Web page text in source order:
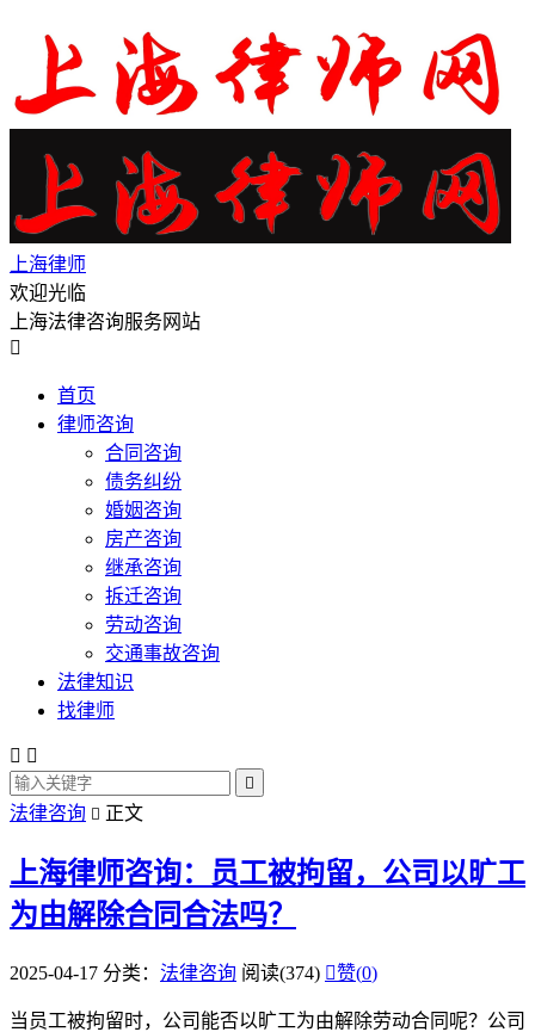
上海律师
欢迎光临
上海法律咨询服务网站

首页
律师咨询
合同咨询
债务纠纷
婚姻咨询
房产咨询
继承咨询
拆迁咨询
劳动咨询
交通事故咨询
法律知识
找律师
 

法律咨询  正文
上海律师咨询：员工被拘留，公司以旷工
为由解除合同合法吗？
2025-04-17 分类： 法律咨询 阅读(374) 赞(0)
当员工被拘留时，公司能否以旷工为由解除劳动合同呢？公司